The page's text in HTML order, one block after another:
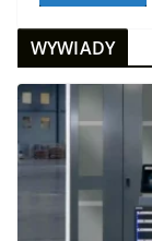
WYWIADY